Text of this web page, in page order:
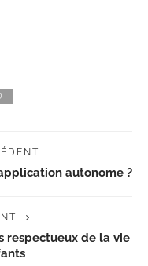
autonome ?
respectueux de la vie